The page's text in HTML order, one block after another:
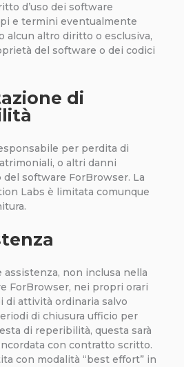
d’uso dei software
e termini eventualmente
alcun altro diritto o esclusiva,
del software o dei codici
di
per perdita di
o altri danni
del software ForBrowser. La
Labs è limitata comunque
non inclusa nella
ForBrowser, nei propri orari
di attività ordinaria salvo
di chiusura ufficio per
di reperibilità, questa sarà
con contratto scritto.
con modalità “best effort” in